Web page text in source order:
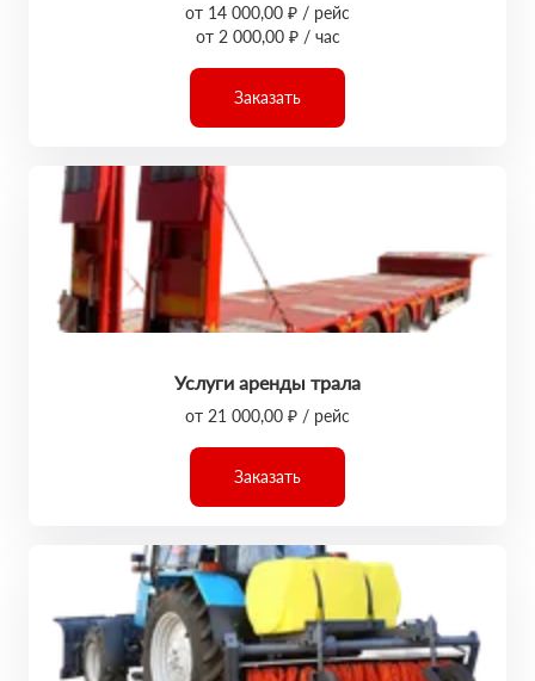
от 14 000,00 ₽ / рейс
от 2 000,00 ₽ / час
Заказать
Услуги аренды трала
от 21 000,00 ₽ / рейс
Заказать